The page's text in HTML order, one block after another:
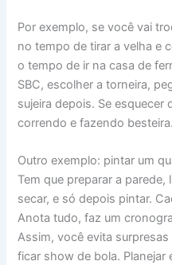
Por exemplo, se você vai
no tempo de tirar a velha e
o tempo de ir na casa de
SBC, escolher a torneira,
sujeira depois. Se esquecer
correndo e fazendo besteira.
Outro exemplo: pintar um
Tem que preparar a
secar, e só depois pintar.
Anota tudo, faz um
Assim, você evita
ficar show de bola. Planejar